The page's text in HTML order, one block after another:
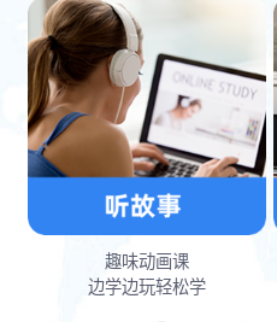
趣味动画课
边学边玩轻松学